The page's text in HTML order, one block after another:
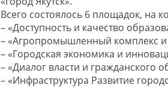
Всего состоялось 6 площадок, на
– «Доступность и качество
– «Агропромышленный комплекс и
– «Городская экономика и
– «Диалог власти и гражданского
– «Инфраструктура Развитие